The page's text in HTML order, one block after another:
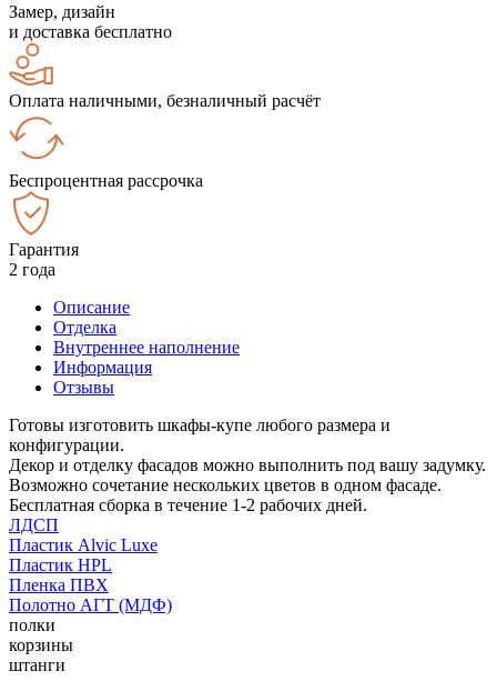
Замер, дизайн
и доставка бесплатно
Оплата наличными, безналичный расчёт
Беспроцентная рассрочка
Гарантия
2 года
Описание
Отделка
Внутреннее наполнение
Информация
Отзывы
Готовы изготовить шкафы-купе любого размера и
конфигурации.
Декор и отделку фасадов можно выполнить под вашу задумку.
Возможно сочетание нескольких цветов в одном фасаде.
Бесплатная сборка в течение 1-2 рабочих дней.
ЛДСП
Пластик Alvic Luxe
Пластик HPL
Пленка ПВХ
Полотно АГТ (МДФ)
полки
корзины
штанги